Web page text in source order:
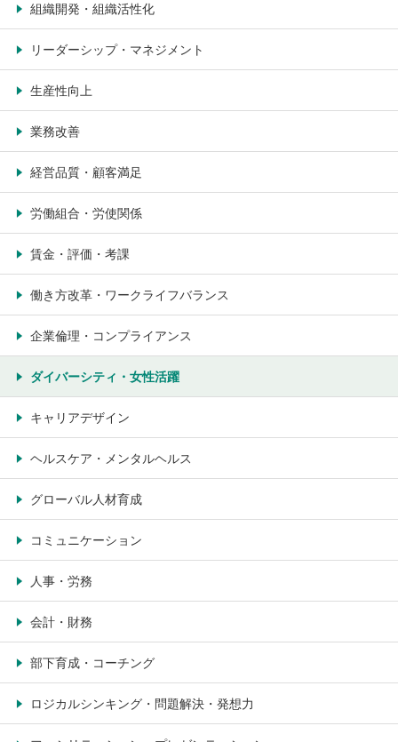
組織開発・組織活性化
リーダーシップ・マネジメント
生産性向上
業務改善
経営品質・顧客満足
労働組合・労使関係
賃金・評価・考課
働き方改革・ワークライフバランス
企業倫理・コンプライアンス
ダイバーシティ・女性活躍
キャリアデザイン
ヘルスケア・メンタルヘルス
グローバル人材育成
コミュニケーション
人事・労務
会計・財務
部下育成・コーチング
ロジカルシンキング・問題解決・発想力